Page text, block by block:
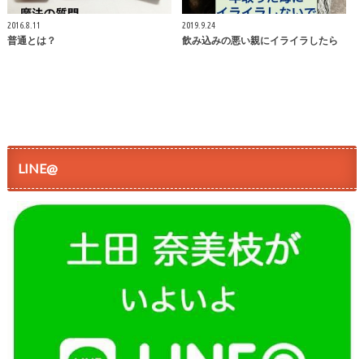
2016.8.11
普通とは？
2019.9.24
飲み込みの悪い親にイライラしたら
LINE@